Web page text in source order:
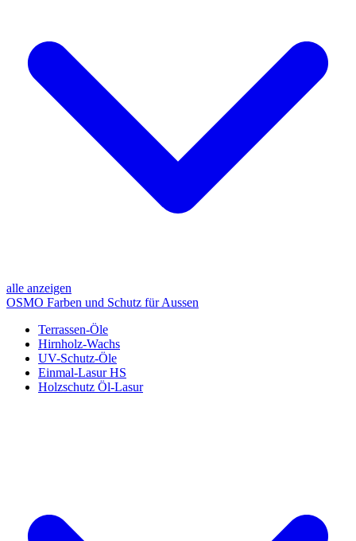
alle anzeigen
OSMO Farben und Schutz für Aussen
Terrassen-Öle
Hirnholz-Wachs
UV-Schutz-Öle
Einmal-Lasur HS
Holzschutz Öl-Lasur